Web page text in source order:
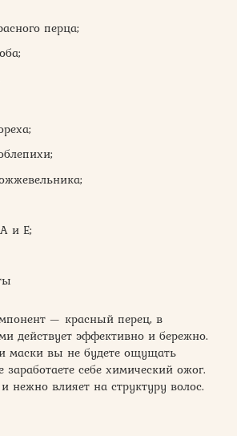
перца;
и Е;
— красный перец, в
действует эффективно и бережно.
маски вы не будете ощущать
себе химический ожог.
нежно влияет на структуру волос.